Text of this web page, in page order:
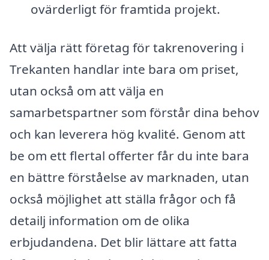
ovärderligt för framtida projekt.
Att välja rätt företag för takrenovering i
Trekanten handlar inte bara om priset,
utan också om att välja en
samarbetspartner som förstår dina behov
och kan leverera hög kvalité. Genom att
be om ett flertal offerter får du inte bara
en bättre förståelse av marknaden, utan
också möjlighet att ställa frågor och få
detailj information om de olika
erbjudandena. Det blir lättare att fatta